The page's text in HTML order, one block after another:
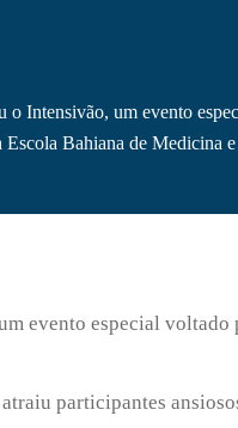
Intensivão, um evento
Escola Bahiana de Medicina
evento especial voltado
participantes